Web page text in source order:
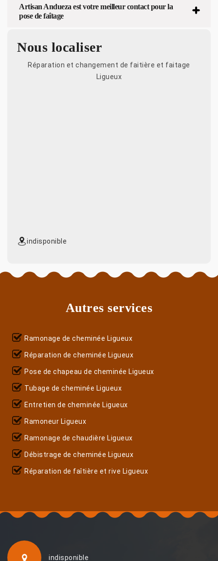
Artisan Andueza est votre meilleur contact pour la
pose de faîtage
Nous localiser
Réparation et changement de faitière et faitage
Ligueux
indisponible
Autres services
Ramonage de cheminée Ligueux
Réparation de cheminée Ligueux
Pose de chapeau de cheminée Ligueux
Tubage de cheminée Ligueux
Entretien de cheminée Ligueux
Ramoneur Ligueux
Ramonage de chaudière Ligueux
Débistrage de cheminée Ligueux
Réparation de faîtière et rive Ligueux
indisponible